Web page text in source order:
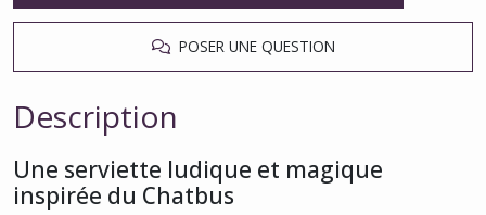
POSER UNE QUESTION
Description
Une serviette ludique et magique
inspirée du Chatbus